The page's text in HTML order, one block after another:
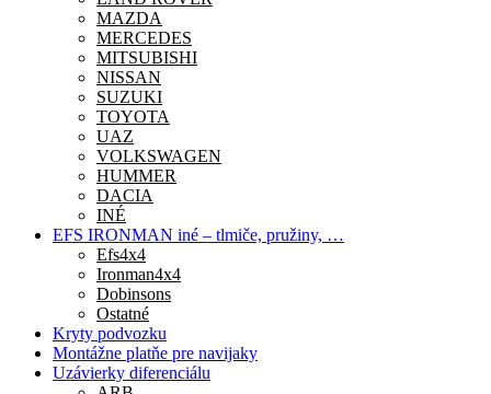
MAZDA
MERCEDES
MITSUBISHI
NISSAN
SUZUKI
TOYOTA
UAZ
VOLKSWAGEN
HUMMER
DACIA
INÉ
EFS IRONMAN iné – tlmiče, pružiny, …
Efs4x4
Ironman4x4
Dobinsons
Ostatné
Kryty podvozku
Montážne platňe pre navijaky
Uzávierky diferenciálu